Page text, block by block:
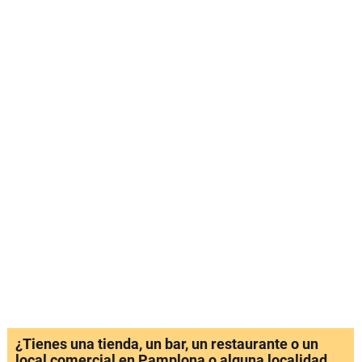
¿Tienes una tienda, un bar, un restaurante o un